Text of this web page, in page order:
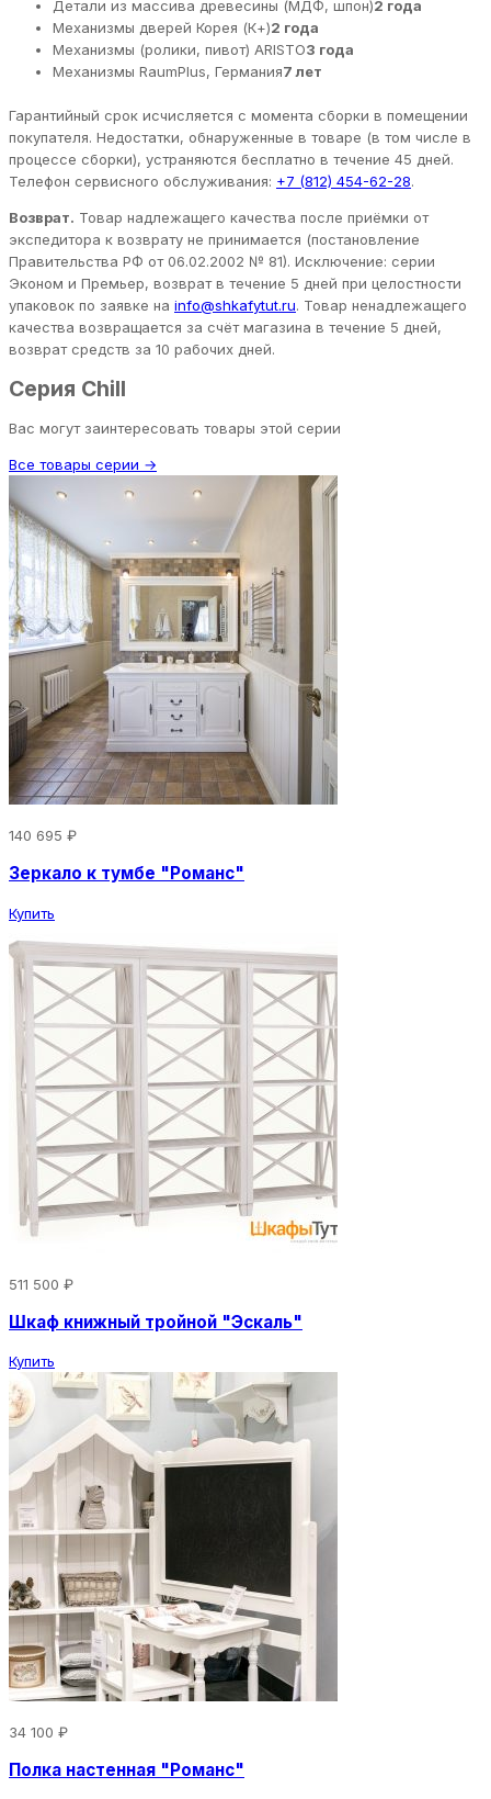
Детали из массива древесины (МДФ, шпон)2 года
Механизмы дверей Корея (К+)2 года
Механизмы (ролики, пивот) ARISTO3 года
Механизмы RaumPlus, Германия7 лет
Гарантийный срок исчисляется с момента сборки в помещении
покупателя. Недостатки, обнаруженные в товаре (в том числе в
процессе сборки), устраняются бесплатно в течение 45 дней.
Телефон сервисного обслуживания: +7 (812) 454-62-28.
Возврат. Товар надлежащего качества после приёмки от
экспедитора к возврату не принимается (постановление
Правительства РФ от 06.02.2002 № 81). Исключение: серии
Эконом и Премьер, возврат в течение 5 дней при целостности
упаковок по заявке на info@shkafytut.ru. Товар ненадлежащего
качества возвращается за счёт магазина в течение 5 дней,
возврат средств за 10 рабочих дней.
Серия Chill
Вас могут заинтересовать товары этой серии
Все товары серии →
140 695 ₽
Зеркало к тумбе "Романс"
Купить
511 500 ₽
Шкаф книжный тройной "Эскаль"
Купить
34 100 ₽
Полка настенная "Романс"